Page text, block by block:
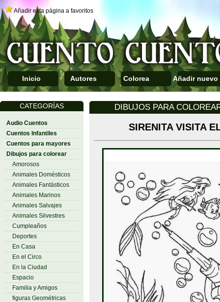
Añadir esta página a favoritos
Inicio Autores Colorea Añadir nuevo
CATEGORÍAS
Audio Cuentos
Cuentos Infantiles
Cuentos para mayores
Dibujos para colorear
Amorosos
Animales Domésticos
Animales Fantásticos
Animales Marinos
Animales Salvajes
Animales Silvestres
Cumpleaños
Deportes
En Casa
En el Circo
En la Ciudad
Espacio
Familia y Amigos
figuras Geométricas
DIBUJOS PARA
SIRENITA VISITA